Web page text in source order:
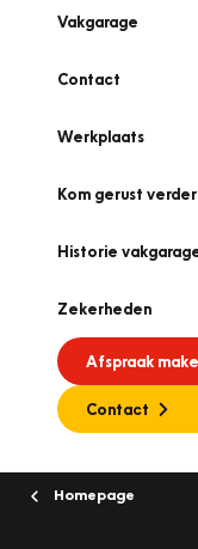
Vakgarage
Contact
Werkplaats
Kom gerust verder
Historie
Zekerheden
Afspraak
Contact
Homepage